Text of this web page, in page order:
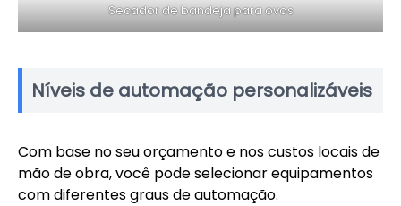
Secador de bandeja para ovos
Níveis de automação personalizáveis
Com base no seu orçamento e nos custos locais de
mão de obra, você pode selecionar equipamentos
com diferentes graus de automação.